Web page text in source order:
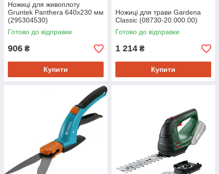
Ножиці для живоплоту
Gruntek Panthera 640х230 мм
(295304530)
Готово до відправки
906 ₴
Купити
Ножиці для трави Gardena
Classic (08730-20.000.00)
Готово до відправки
1 214 ₴
Купити